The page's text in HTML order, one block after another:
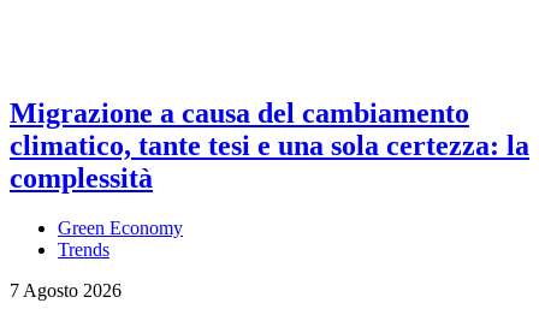
Migrazione a causa del cambiamento
climatico, tante tesi e una sola certezza: la
complessità
Green Economy
Trends
7 Agosto 2026